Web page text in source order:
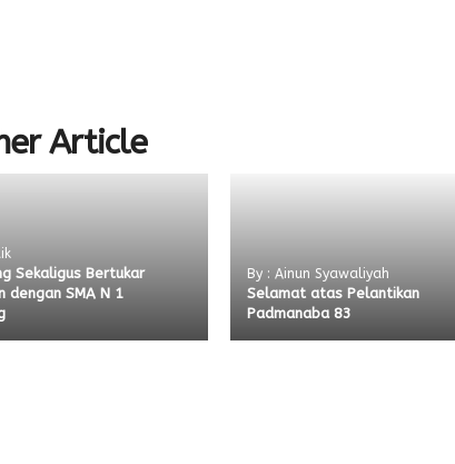
Article
Sekaligus Bertukar
dengan SMA N 1
By : Ainun Syawaliyah
Selamat atas Pelantikan
Padmanaba 83